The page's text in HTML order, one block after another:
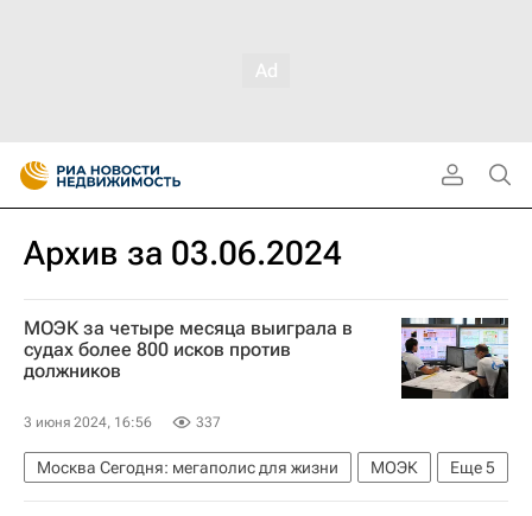
Архив за 03.06.2024
МОЭК за четыре месяца выиграла в
судах более 800 исков против
должников
3 июня 2024, 16:56 337
Еще5
Москва Сегодня: мегаполис для жизни
МОЭК
Москва
Городское хозяйство Москвы